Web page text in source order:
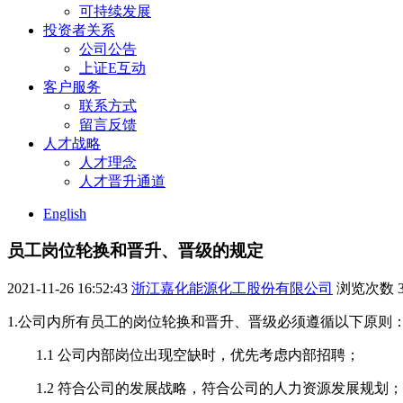
可持续发展
投资者关系
公司公告
上证E互动
客户服务
联系方式
留言反馈
人才战略
人才理念
人才晋升通道
English
员工岗位轮换和晋升、晋级的规定
2021-11-26 16:52:43 浙江嘉化能源化工股份有限公司 浏览次数
1.公司内所有员工的岗位轮换和晋升、晋级必须遵循以下原则：
1.1 公司内部岗位出现空缺时，优先考虑内部招聘；
1.2 符合公司的发展战略，符合公司的人力资源发展规划；